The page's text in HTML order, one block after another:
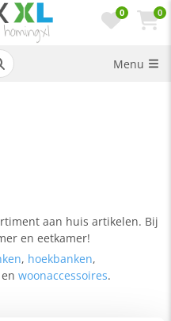
0 0
Menu
aan huis artikelen. Bij
en eetkamer!
, hoekbanken,
en woonaccessoires.